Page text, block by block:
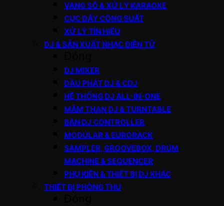
VANG SỐ & XỬ LÝ KARAOKE
CỤC ĐẨY CÔNG SUẤT
XỬ LÝ TÍN HIỆU
DJ & SẢN XUẤT NHẠC ĐIỆN TỬ
DJ MIXER
ĐẦU PHÁT DJ & CDJ
HỆ THỐNG DJ ALL-IN-ONE
MÂM THAN DJ & TURNTABLE
BÀN DJ CONTROLLER
MODULAR & EURORACK
SAMPLER, GROOVEBOX, DRUM
MACHINE & SEQUENCER
PHỤ KIỆN & THIẾT BỊ DJ KHÁC
THIẾT BỊ PHÒNG THU